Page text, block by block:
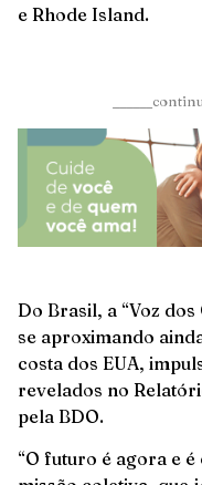
e Rhode Island.
Do Brasil, a “Voz
se aproximando
costa dos EUA,
revelados no
pela BDO.
“O futuro é agora e